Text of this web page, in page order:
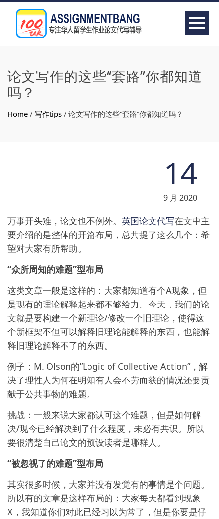
论文写作的这些“套路”你都知道
吗？
Home / 写作tips / 论文写作的这些“套路”你都知道吗？
14
9 月 2020
万事开头难，论文也不例外。 英国论文代写在文中主
要介绍的是整体的开篇布局，总共提了这么几个：希
望对大家有所帮助。
“众所周知的难题”型布局
这类文章一般是这样的：大家都知道有个A现象，但
是现有的理论解释起来都不够给力。今天，我们的论
文就是要构建一个新理论/修改一个旧理论，使得这
个新框架不但可以解释旧理论能解释的东西，也能解
释旧理论解释不了的东西。
例子：M. Olson的”Logic of Collective Action”，解
决了理性人为何在明知有人会不劳而获的情况还要贡
献于公共事物的难题。
挑战：一般来说大家都认可这个难题，但是如何解
决/现今已经解决到了什么程度，未必有共识。所以
要很清楚自己论文的预设读者是哪群人。
“被忽视了的难题”型布局
其实很多时候，大家并没有发觉有的事情是个问题。
所以有的文章是这样布局的：大家每天都看到现象
X，我知道你们对此已经习以为常了，但是你要是仔